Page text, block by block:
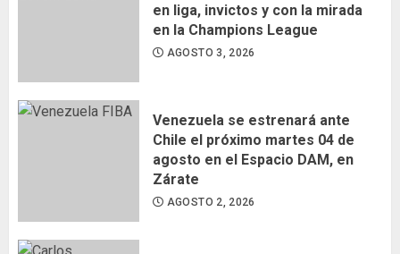
en liga, invictos y con la mirada
en la Champions League
AGOSTO 3, 2026
Venezuela se estrenará ante
Chile el próximo martes 04 de
agosto en el Espacio DAM, en
Zárate
AGOSTO 2, 2026